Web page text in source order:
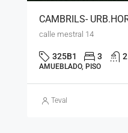
calle mestral 14
325B1 3 2
AMUEBLADO, PISO
Teval